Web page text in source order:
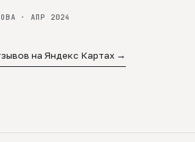
· АПР 2024
на Яндекс Картах →